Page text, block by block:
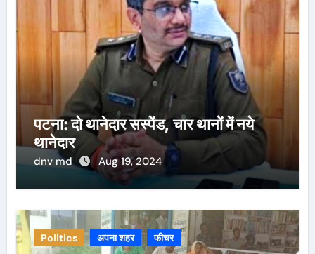
पटना: दो थानेदार सस्पेंड, चार थानों में नये
थानेदार
dnv md Aug 19, 2024
Politics अपना शहर फीचर